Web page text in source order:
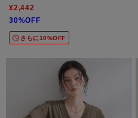
¥2,442
30%OFF
さらに10%OFF